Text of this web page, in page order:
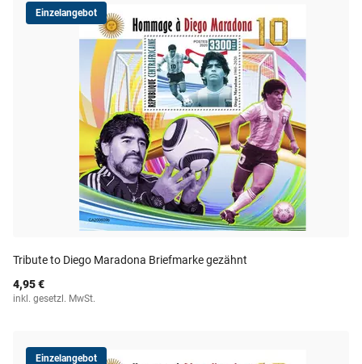
Einzelangebot
Tribute to Diego Maradona Briefmarke gezähnt
4,95 €
inkl. gesetzl. MwSt.
Einzelangebot